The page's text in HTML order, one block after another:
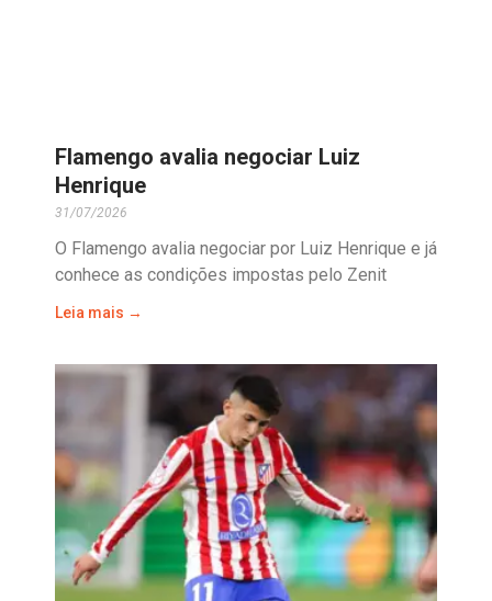
Flamengo avalia negociar Luiz
Henrique
31/07/2026
O Flamengo avalia negociar por Luiz Henrique e já
conhece as condições impostas pelo Zenit
Leia mais →